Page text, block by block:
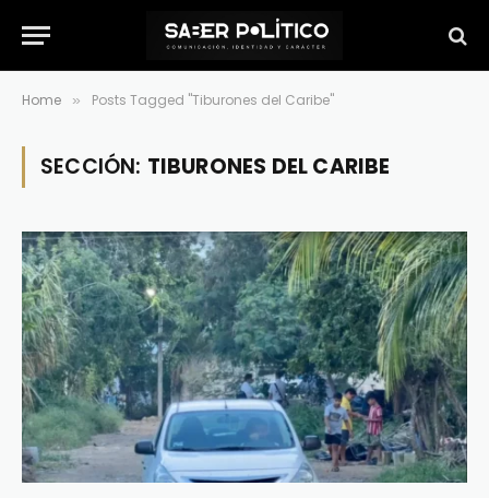
Home » Posts Tagged "Tiburones del Caribe"
SECCIÓN: TIBURONES DEL CARIBE